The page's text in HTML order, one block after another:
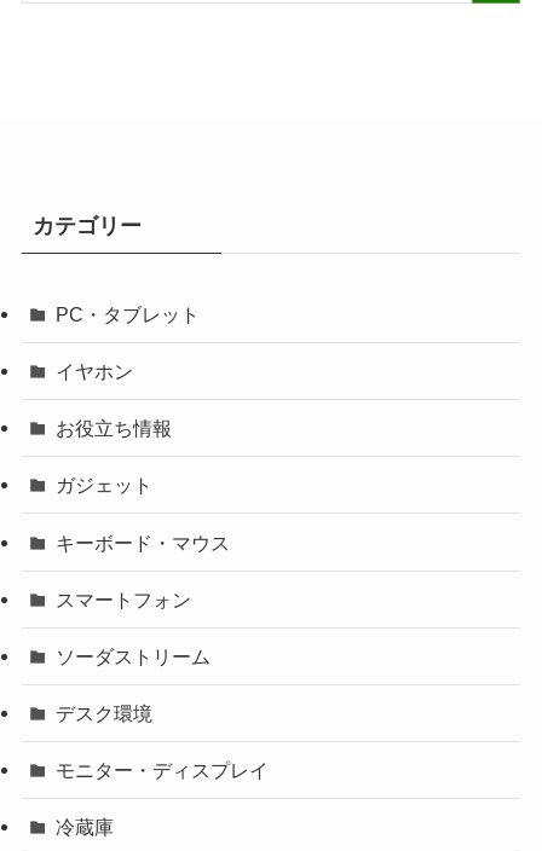
カテゴリー
PC・タブレット
イヤホン
お役立ち情報
ガジェット
キーボード・マウス
スマートフォン
ソーダストリーム
デスク環境
モニター・ディスプレイ
冷蔵庫